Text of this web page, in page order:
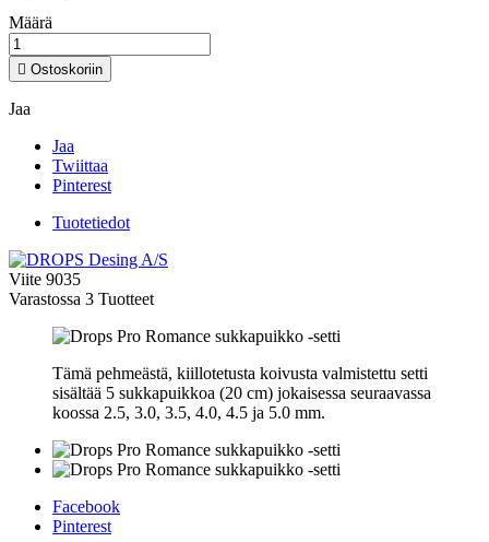
Määrä
 Ostoskoriin
Jaa
Jaa
Twiittaa
Pinterest
Tuotetiedot
Viite 9035
Varastossa 3 Tuotteet
Tämä pehmeästä, kiillotetusta koivusta valmistettu setti
sisältää 5 sukkapuikkoa (20 cm) jokaisessa seuraavassa
koossa 2.5, 3.0, 3.5, 4.0, 4.5 ja 5.0 mm.
Facebook
Pinterest